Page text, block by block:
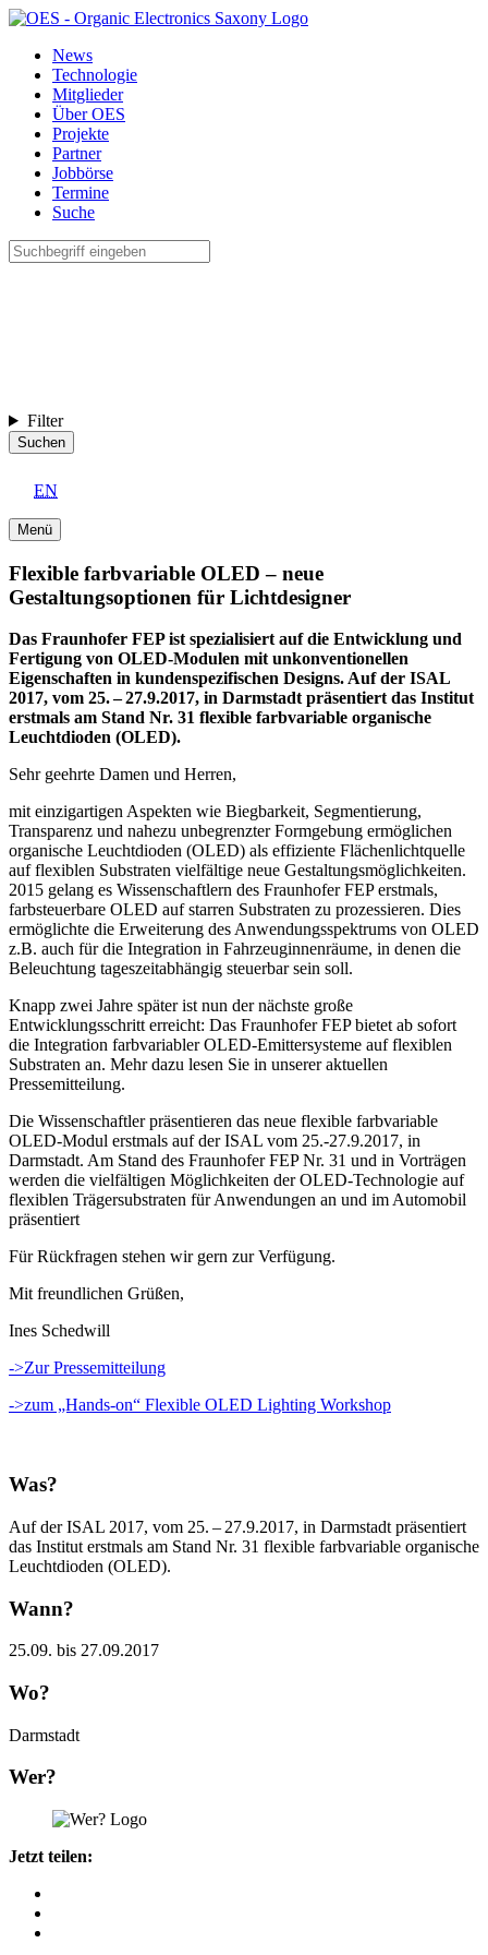
News
Technologie
Mitglieder
Über OES
Projekte
Partner
Jobbörse
Termine
Suche
Filter
Suchen
EN
Menü
Flexible farbvariable OLED – neue
Gestaltungsoptionen für Lichtdesigner
Das Fraunhofer FEP ist spezialisiert auf die Entwicklung und
Fertigung von OLED-Modulen mit unkonventionellen
Eigenschaften in kundenspezifischen Designs. Auf der ISAL
2017, vom 25. – 27.9.2017, in Darmstadt präsentiert das Institut
erstmals am Stand Nr. 31 flexible farbvariable organische
Leuchtdioden (OLED).
Sehr geehrte Damen und Herren,
mit einzigartigen Aspekten wie Biegbarkeit, Segmentierung,
Transparenz und nahezu unbegrenzter Formgebung ermöglichen
organische Leuchtdioden (OLED) als effiziente Flächenlichtquelle
auf flexiblen Substraten vielfältige neue Gestaltungsmöglichkeiten.
2015 gelang es Wissenschaftlern des Fraunhofer FEP erstmals,
farbsteuerbare OLED auf starren Substraten zu prozessieren. Dies
ermöglichte die Erweiterung des Anwendungsspektrums von OLED
z.B. auch für die Integration in Fahrzeuginnenräume, in denen die
Beleuchtung tageszeitabhängig steuerbar sein soll.
Knapp zwei Jahre später ist nun der nächste große
Entwicklungsschritt erreicht: Das Fraunhofer FEP bietet ab sofort
die Integration farbvariabler OLED-Emittersysteme auf flexiblen
Substraten an. Mehr dazu lesen Sie in unserer aktuellen
Pressemitteilung.
Die Wissenschaftler präsentieren das neue flexible farbvariable
OLED-Modul erstmals auf der ISAL vom 25.-27.9.2017, in
Darmstadt. Am Stand des Fraunhofer FEP Nr. 31 und in Vorträgen
werden die vielfältigen Möglichkeiten der OLED-Technologie auf
flexiblen Trägersubstraten für Anwendungen an und im Automobil
präsentiert
Für Rückfragen stehen wir gern zur Verfügung.
Mit freundlichen Grüßen,
Ines Schedwill
->Zur Pressemitteilung
->zum „Hands-on“ Flexible OLED Lighting Workshop
Was?
Auf der ISAL 2017, vom 25. – 27.9.2017, in Darmstadt präsentiert
das Institut erstmals am Stand Nr. 31 flexible farbvariable organische
Leuchtdioden (OLED).
Wann?
25.09. bis 27.09.2017
Wo?
Darmstadt
Wer?
Jetzt teilen: